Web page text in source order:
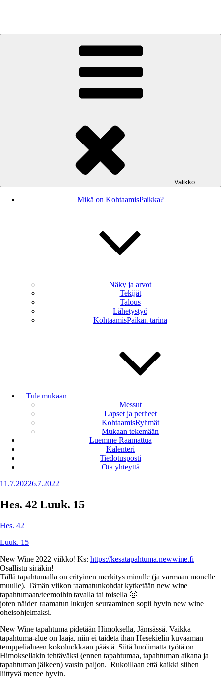
Valikko
Mikä on KohtaamisPaikka?
Näky ja arvot
Tekijät
Talous
Lähetystyö
KohtaamisPaikan tarina
Tule mukaan
Messut
Lapset ja perheet
KohtaamisRyhmät
Mukaan tekemään
Luemme Raamattua
Kalenteri
Tiedotusposti
Ota yhteyttä
Julkaistu
11.7.20226.7.2022
Hes. 42 Luuk. 15
Hes. 42
Luuk. 15
New Wine 2022 viikko! Ks: https://kesatapahtuma.newwine.fi
Osallistu sinäkin!
Tällä tapahtumalla on erityinen merkitys minulle (ja varmaan monelle
muulle). Tämän viikon raamatunkohdat kytketään new wine
tapahtumaan/teemoihin tavalla tai toisella 🙂
joten näiden raamatun lukujen seuraaminen sopii hyvin new wine
oheisohjelmaksi.
New Wine tapahtuma pidetään Himoksella, Jämsässä. Vaikka
tapahtuma-alue on laaja, niin ei taideta ihan Hesekielin kuvaaman
temppelialueen kokoluokkaan päästä. Siitä huolimatta työtä on
Himoksellakin tehtäväksi (ennen tapahtumaa, tapahtuman aikana ja
tapahtuman jälkeen) varsin paljon. Rukoillaan että kaikki siihen
liittyvä menee hyvin.